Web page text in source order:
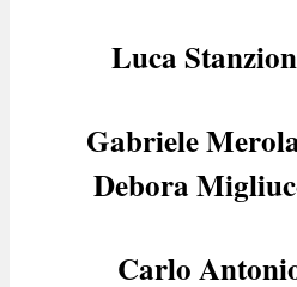
Luca
Gabriele
Debora
Carlo